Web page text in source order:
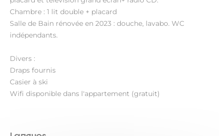
Chambre : 1 lit double + placard
Salle de Bain rénovée en 2023 : douche, lavabo. WC
indépendants.
Divers :
Draps fournis
Casier à ski
Wifi disponible dans l'appartement (gratuit)